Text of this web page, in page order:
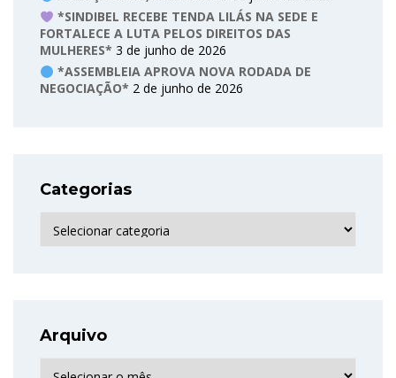
*SINDIBEL RECEBE TENDA LILÁS NA SEDE E
FORTALECE A LUTA PELOS DIREITOS DAS
MULHERES* 3 de junho de 2026
*ASSEMBLEIA APROVA NOVA RODADA DE
NEGOCIAÇÃO* 2 de junho de 2026
Categorias
Categorias
Arquivo
Arquivo